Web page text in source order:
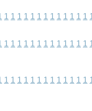
1 1 1 1 1 1 1 1 1 1 1 1 1
1 1 1 1 1 1 1 1 1 1 1 1 1
1 1 1 1 1 1 1 1 1 1 1 1 1